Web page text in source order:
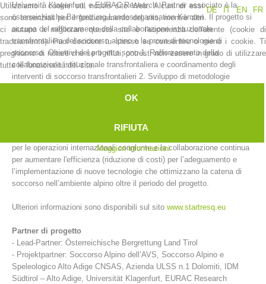
Stazioni del soccorso alpino
Università Klagenfurt, e EURAC Research. Partner associato è la
österreichische Bergrettung Landesorganisation Kärnten. Il progetto si
occupa del rafforzamento della collaborazione istituzionale
transfrontaliera del soccorso alpino e la prova di tecnologie di
soccorso. Obiettivi del progetto sono 1. Rafforzamento della
collaborazione istituzionale transfrontaliera e coordinamento degli
interventi di soccorso transfrontalieri 2. Sviluppo di metodologie
3. Creazione di una regione pilota per esaminare tecnologie
applicazioni e supporti IT per migliorare il soccorso alpino ma anche la
per le operazioni internazionali congiunte e la collaborazione continua
per aumentare l'efficienza (riduzione di costi) per l’adeguamento e
l’implementazione di nuove tecnologie che ottimizzano la catena di
soccorso nell’ambiente alpino oltre il periodo del progetto.
Ulteriori informazioni sono disponibili sul sito www.startresq.eu
Partner di progetto
- Lead-Partner: Österreichische Bergrettung Land Tirol
- Projektpartner: Soccorso Alpino dell’AVS, Soccorso Alpino e
Speleologico Alto Adige CNSAS, Azienda ULSS n.1 Dolomiti, IDM
Südtirol – Alto Adige, Universität Klagenfurt, EURAC Research
DE
IT EN FR
Utilizziamo i cookie sul nostro sito Web. Alcuni di essi
sono essenziali per il funzionamento del sito, mentre altri
ci aiutano a migliorare questo sito e l'esperienza dell'utente (cookie di
tracciamento). Puoi decidere tu stesso se consentire o meno i cookie. Ti
preghiamo di notare che se li rifiuti, potresti non essere in grado di utilizzare
tutte le funzionalità del sito.
OK
RIFIUTA
Maggiori informazioni